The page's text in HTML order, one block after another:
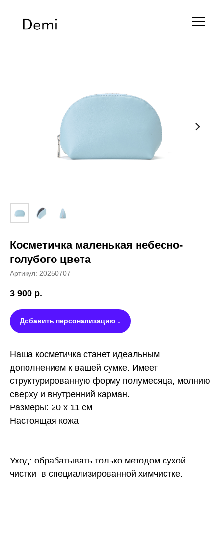
Косметичка маленькая небесно-
голубого цвета
Артикул: 20250707
3 900 р.
Добавить персонализацию ↓
Наша косметичка станет идеальным
дополнением к вашей сумке. Имеет
структурированную форму полумесяца, молнию
сверху и внутренний карман.
Размеры: 20 х 11 см
Настоящая кожа
Уход: обрабатывать только методом сухой
чистки в специализированной химчистке.